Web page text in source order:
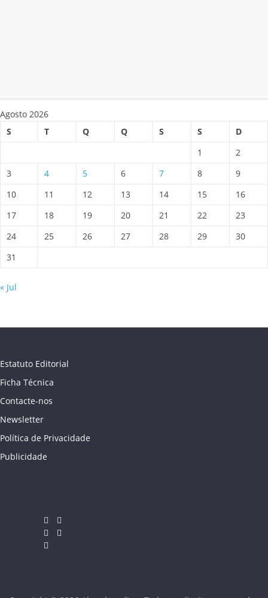
Agosto 2026
S
T Q Q S S
D
1
2
3
4 5 6 7 8
9
10
11 12 13 14 15
16
17
18 19 20 21 22
23
24
25 26 27 28 29
30
31
« Jul
Estatuto Editorial
Ficha Técnica
Contacte-nos
Newsletter
Política de Privacidade
Publicidade